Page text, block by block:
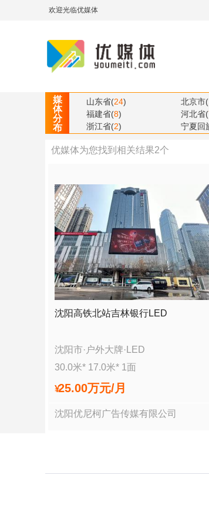
欢迎光临优媒体
媒
体
分
布
山东省(24) 北京市(
福建省(8) 河北省(
浙江省(2) 宁夏回
优媒体为您找到相关结果2个
沈阳高铁北站吉林银行LED
沈阳市· 户外大牌· LED
30.0米* 17.0米* 1 面
¥25.00万元/月
沈阳优尼柯广告传媒有限公司